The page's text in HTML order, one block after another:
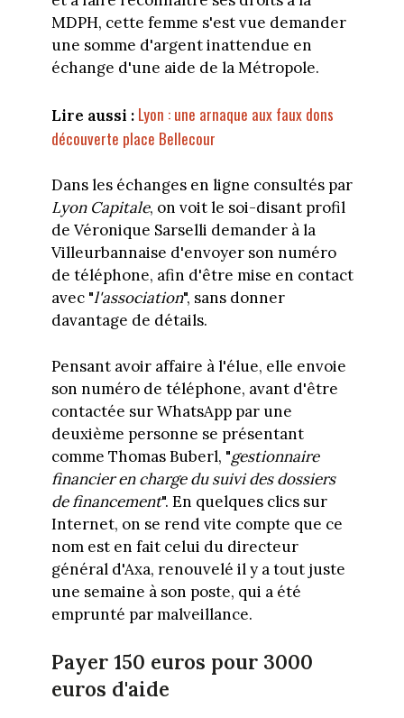
MDPH, cette femme s'est vue demander
une somme d'argent inattendue en
échange d'une aide de la Métropole.
Lire aussi : Lyon : une arnaque aux faux dons
découverte place Bellecour
Dans les échanges en ligne consultés par
Lyon Capitale, on voit le soi-disant profil
de Véronique Sarselli demander à la
Villeurbannaise d'envoyer son numéro
de téléphone, afin d'être mise en contact
avec "l'association", sans donner
davantage de détails.
Pensant avoir affaire à l'élue, elle envoie
son numéro de téléphone, avant d'être
contactée sur WhatsApp par une
deuxième personne se présentant
comme Thomas Buberl, "gestionnaire
financier en charge du suivi des dossiers
de financement". En quelques clics sur
Internet, on se rend vite compte que ce
nom est en fait celui du directeur
général d'Axa, renouvelé il y a tout juste
une semaine à son poste, qui a été
emprunté par malveillance.
Payer 150 euros pour 3000
euros d'aide